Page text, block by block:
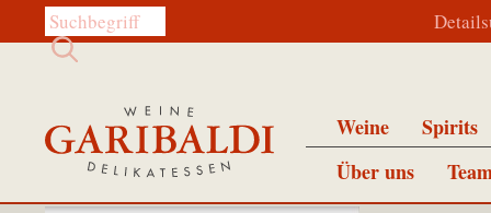
Diese Website durchsuchen:
Weine
Spirits
Über uns